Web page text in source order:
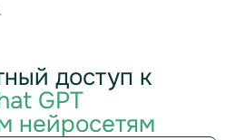
доступ к
GPT
нейросетям